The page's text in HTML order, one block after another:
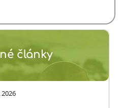
články
2026